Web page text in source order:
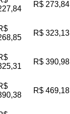
R$ 273,84
R$ 323,13
R$ 390,98
R$ 469,18